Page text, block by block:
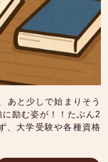
あと少しで始まりそう
励む姿が！！たぶん2
、大学受験や各種資格